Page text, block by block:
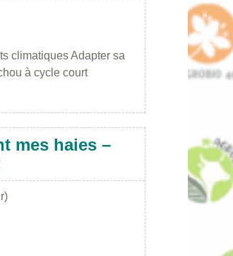
climatiques Adapter sa
à cycle court
mes haies –